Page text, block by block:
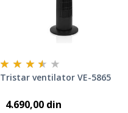
Tristar ventilator VE-5865
4.690,00 din